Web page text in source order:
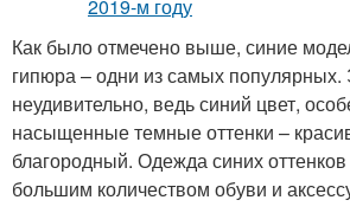
Как было отмечено выше, синие
гипюра – одни из самых популярных.
неудивительно, ведь синий цвет,
насыщенные темные оттенки –
благородный. Одежда синих оттенков
большим количеством обуви и